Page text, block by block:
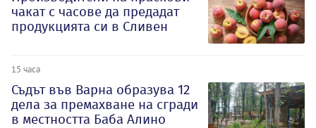
чакат с часове да предадат
продукцията си в Сливен
15 часа
Съдът във Варна образува 12
дела за премахване на сгради
в местността Баба Алино